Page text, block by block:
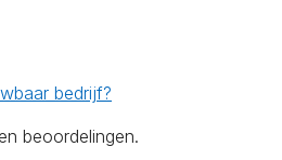
bedrijf?
beoordelingen.